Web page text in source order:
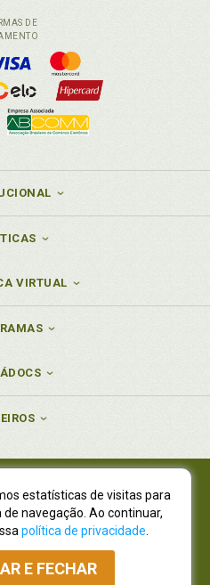
DE
VIRTUAL
77.535.508/0001-19
01.701.561/0001-80
7665, São Lourenço |
- CEP 82210-310
Vendas Atacado: (41) 4009-3939
estatísticas de visitas para
navegação. Ao continuar,
política de privacidade
E FECHAR